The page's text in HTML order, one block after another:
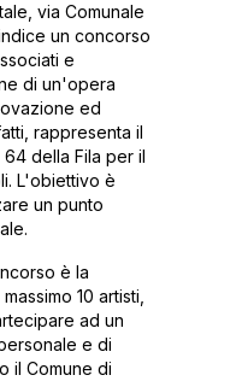
via Comunale
un concorso
e
di un'opera
ed
rappresenta il
della Fila per il
L'obiettivo è
un punto
è la
10 artisti,
ad un
e di
il Comune di